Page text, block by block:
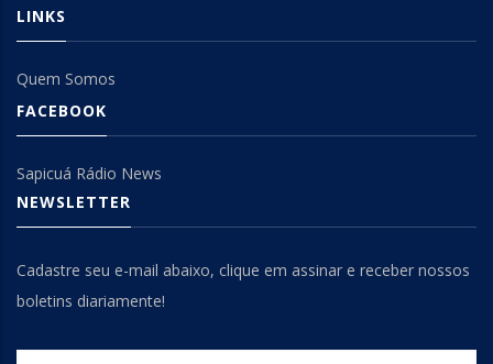
LINKS
Quem Somos
FACEBOOK
Sapicuá Rádio News
NEWSLETTER
Cadastre seu e-mail abaixo, clique em assinar e receber nossos
boletins diariamente!